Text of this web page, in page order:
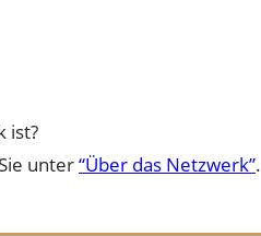
ist?
unter“Über das Netzwerk”.